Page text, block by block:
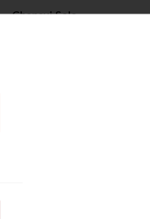
Chapsui Solo